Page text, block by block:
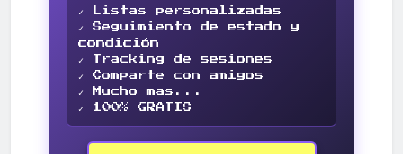
✓ Listas personalizadas
✓ Seguimiento de estado y
condición
✓ Tracking de sesiones
✓ Comparte con amigos
✓ Mucho mas...
✓ 100% GRATIS